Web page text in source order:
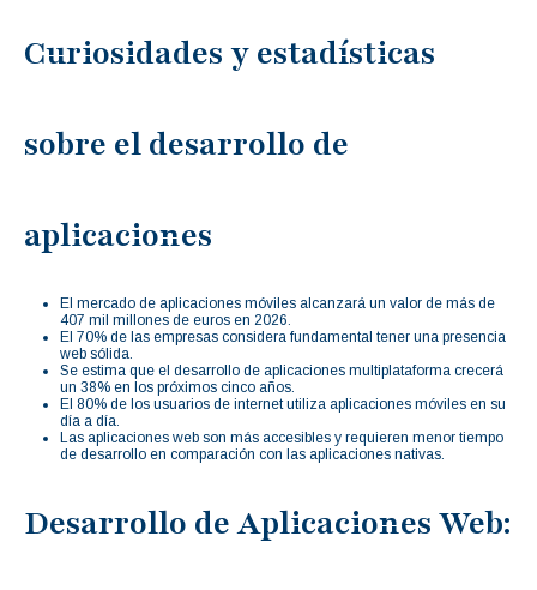
Curiosidades y estadísticas
sobre el desarrollo de
aplicaciones
El mercado de aplicaciones móviles alcanzará un valor de más de
407 mil millones de euros en 2026.
El 70% de las empresas considera fundamental tener una presencia
web sólida.
Se estima que el desarrollo de aplicaciones multiplataforma crecerá
un 38% en los próximos cinco años.
El 80% de los usuarios de internet utiliza aplicaciones móviles en su
día a día.
Las aplicaciones web son más accesibles y requieren menor tiempo
de desarrollo en comparación con las aplicaciones nativas.
Desarrollo de Aplicaciones Web: